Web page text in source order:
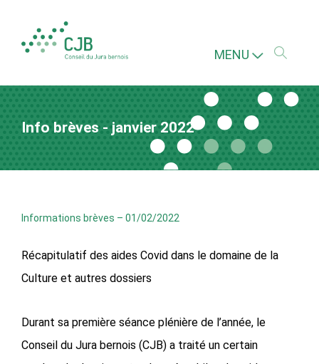
MENU
Info brèves - janvier 2022
Informations brèves – 01/02/2022
Récapitulatif des aides Covid dans le domaine de la
Culture et autres dossiers
Durant sa première séance plénière de l’année, le
Conseil du Jura bernois (CJB) a traité un certain